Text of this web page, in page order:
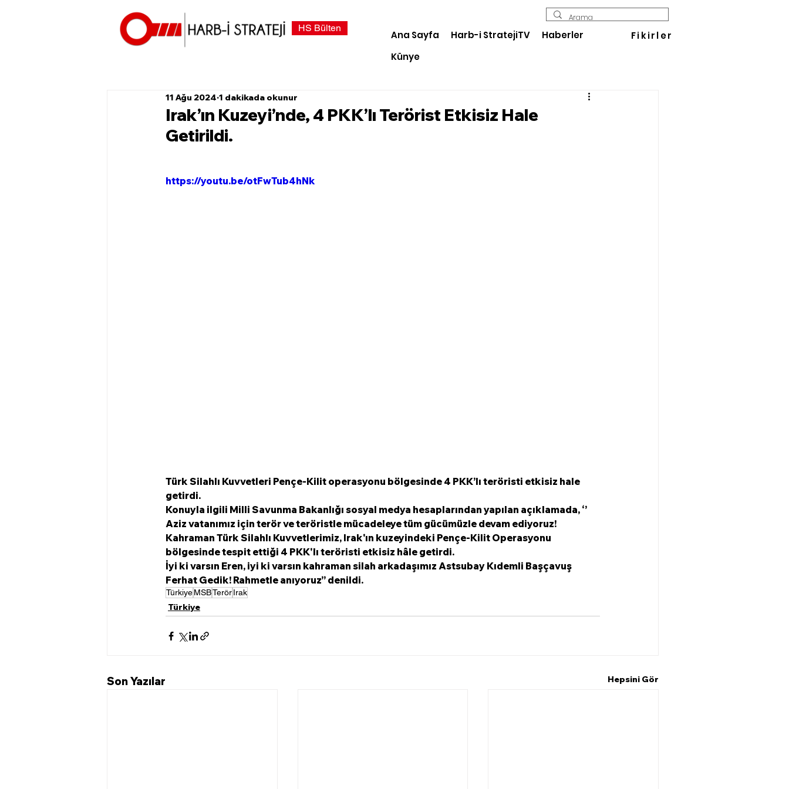
HS Bülten
Ana Sayfa Harb-i StratejiTV
Haberler
Künye
Fikirler
Irak’ın Kuzeyi’nde, 4 PKK’lı Terörist Etkisiz Hale
Getirildi.
11 Ağu 2024 1 dakikada okunur
https://youtu.be/otFwTub4hNk
Türk Silahlı Kuvvetleri Pençe-Kilit operasyonu bölgesinde 4 PKK’lı teröristi etkisiz hale
getirdi.
Konuyla ilgili Milli Savunma Bakanlığı sosyal medya hesaplarından yapılan açıklamada, ‘’
Aziz vatanımız için terör ve teröristle mücadeleye tüm gücümüzle devam ediyoruz!
Kahraman Türk Silahlı Kuvvetlerimiz, Irak'ın kuzeyindeki Pençe-Kilit Operasyonu
bölgesinde tespit ettiği 4 PKK'lı teröristi etkisiz hâle getirdi.
İyi ki varsın Eren, iyi ki varsın kahraman silah arkadaşımız Astsubay Kıdemli Başçavuş
Ferhat Gedik! Rahmetle anıyoruz’’ denildi.
TürkiyeMSBTerörIrak
Türkiye
Son Yazılar Hepsini Gör